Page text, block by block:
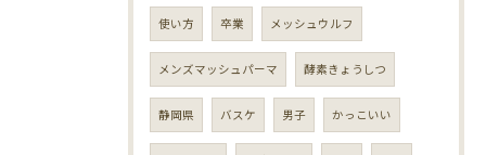
使い方 卒業 メッシュウルフ
メンズマッシュパーマ 酵素きょうしつ
静岡県 バスケ 男子 かっこいい